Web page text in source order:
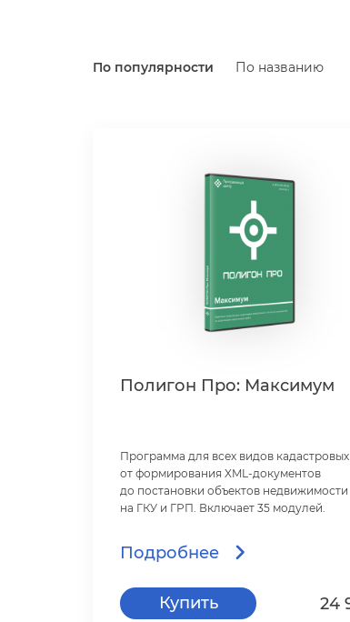
По популярности По названию
Полигон Про: Максимум
Программа для всех видов
от формирования XML-документо
до постановки объектов недвижимости
на ГКУ и ГРП. Включает 35 модулей.
Подробнее
Купить 24